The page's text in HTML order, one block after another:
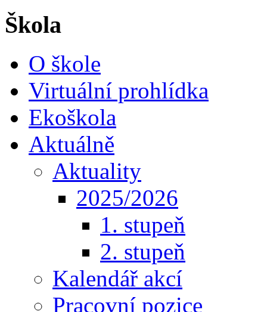
Škola
O škole
Virtuální prohlídka
Ekoškola
Aktuálně
Aktuality
2025/2026
1. stupeň
2. stupeň
Kalendář akcí
Pracovní pozice